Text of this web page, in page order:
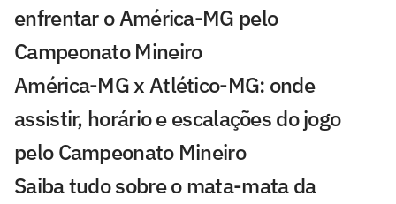
enfrentar o América-MG pelo
Campeonato Mineiro
América-MG x Atlético-MG: onde
assistir, horário e escalações do jogo
pelo Campeonato Mineiro
Saiba tudo sobre o mata-mata da